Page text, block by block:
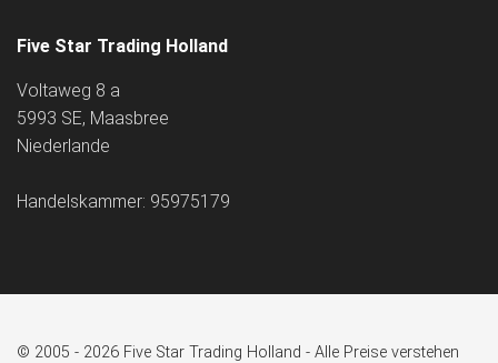
Five Star Trading Holland
Voltaweg 8 a
5993 SE, Maasbree
Niederlande
Handelskammer: 95975179
© 2005 - 2026 Five Star Trading Holland - Alle Preise verstehen